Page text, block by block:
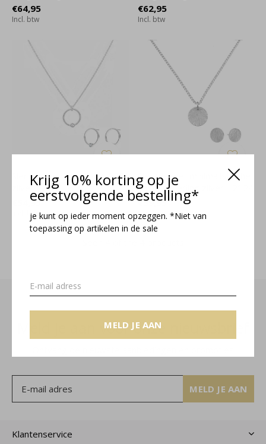
Krijg 10% korting op je
eerstvolgende bestelling*
je kunt op ieder moment opzeggen. *Niet van
toepassing op artikelen in de sale
MELD JE AAN
€64,95
Incl. btw
€62,95
Incl. btw
Sieradenset ring kristal 925
zilver - 2151
€54,95
Incl. btw
Sieradenset minimalistische
hanger sterling zilver - 2124
€59,95
Incl. btw
Meld je aan voor onze nieuwsbrief
MELD JE AAN
Klantenservice